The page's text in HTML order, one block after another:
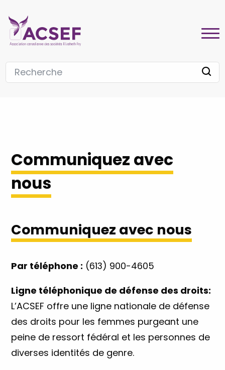
Communiquez avec
nous
Communiquez avec nous
Par téléphone : (613) 900-4605
Ligne téléphonique de défense des droits:
L’ACSEF offre une ligne nationale de défense
des droits pour les femmes purgeant une
peine de ressort fédéral et les personnes de
diverses identités de genre.